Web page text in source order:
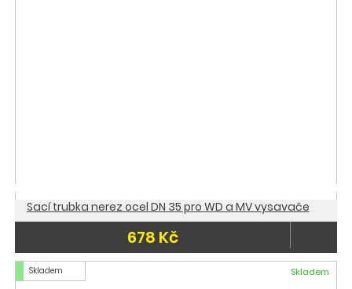
Sací trubka nerez ocel DN 35 pro WD a MV vysavače
678 Kč
Skladem Skladem